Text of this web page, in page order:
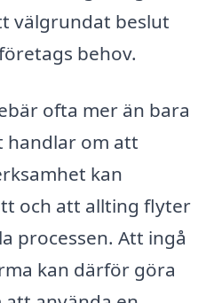
välgrundat beslut
behov.
ofta mer än bara
handlar om att
kan
och att allting flyter
processen. Att ingå
kan därför göra